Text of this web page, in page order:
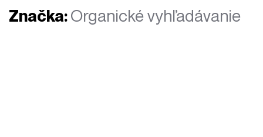
Značka:Organické vyhľadávanie